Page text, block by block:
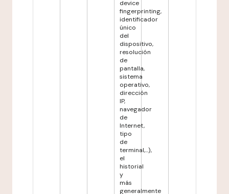
device
fingerprinting,
identificador
único
del
dispositivo,
resolución
de
pantalla,
sistema
operativo,
dirección
IP,
navegador
de
Internet,
tipo
de
terminal,...),
el
historial
y
más
generalmente